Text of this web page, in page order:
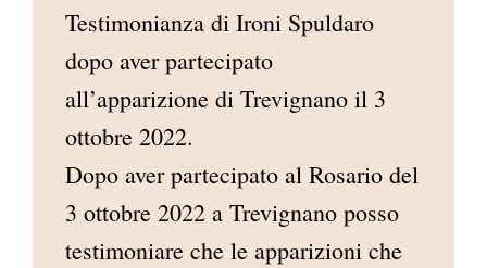
AREA RISERVATA
Testimonianza di Ironi Spuldaro
dopo aver partecipato
all’apparizione di Trevignano il 3
ottobre 2022.
Dopo aver partecipato al Rosario del
3 ottobre 2022 a Trevignano posso
testimoniare che le apparizioni che